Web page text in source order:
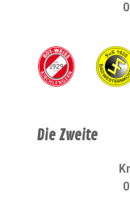
Die Zweite